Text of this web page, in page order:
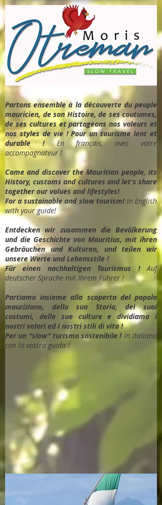
Partons ensemble à la découverte du peuple
mauricien, de son Histoire, de ses coutumes,
de ses cultures et partageons nos valeurs et
nos styles de vie ! Pour un tourisme lent et
durable !En français, avec votre
accompagnateur !
Come and discover the Mauritian people, its
History, customs and cultures and let's share
together our values and lifestyles!
For a sustainable and slow tourism!In English
with your guide!
Entdecken wir zusammen die Bevölkerung
und die Geschichte von Mauritius, mit ihren
Gebräuchen und Kulturen, und teilen wir
unsere Werte und Lebensstile !
Für einen nachhaltigen Tourismus !Auf
deutscher Sprache mit Ihrem Führer !
Partiamo insieme alla scoperta del popolo
mauriziano, della sua Storia, dei suoi
costumi, delle sue culture e dividiamo i
nostri valori ed i nostri stili di vita !
Per un "slow" turismo sostenibile !In italiano
con la vostra guida !